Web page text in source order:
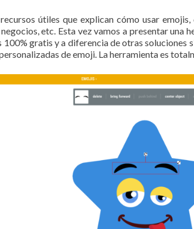
útiles que explican cómo usar
etc. Esta vez vamos a presentar una
100% gratis y a diferencia de otras soluciones
de emoji. La herramienta es